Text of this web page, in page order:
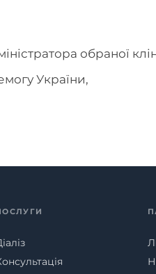
обраної
України,